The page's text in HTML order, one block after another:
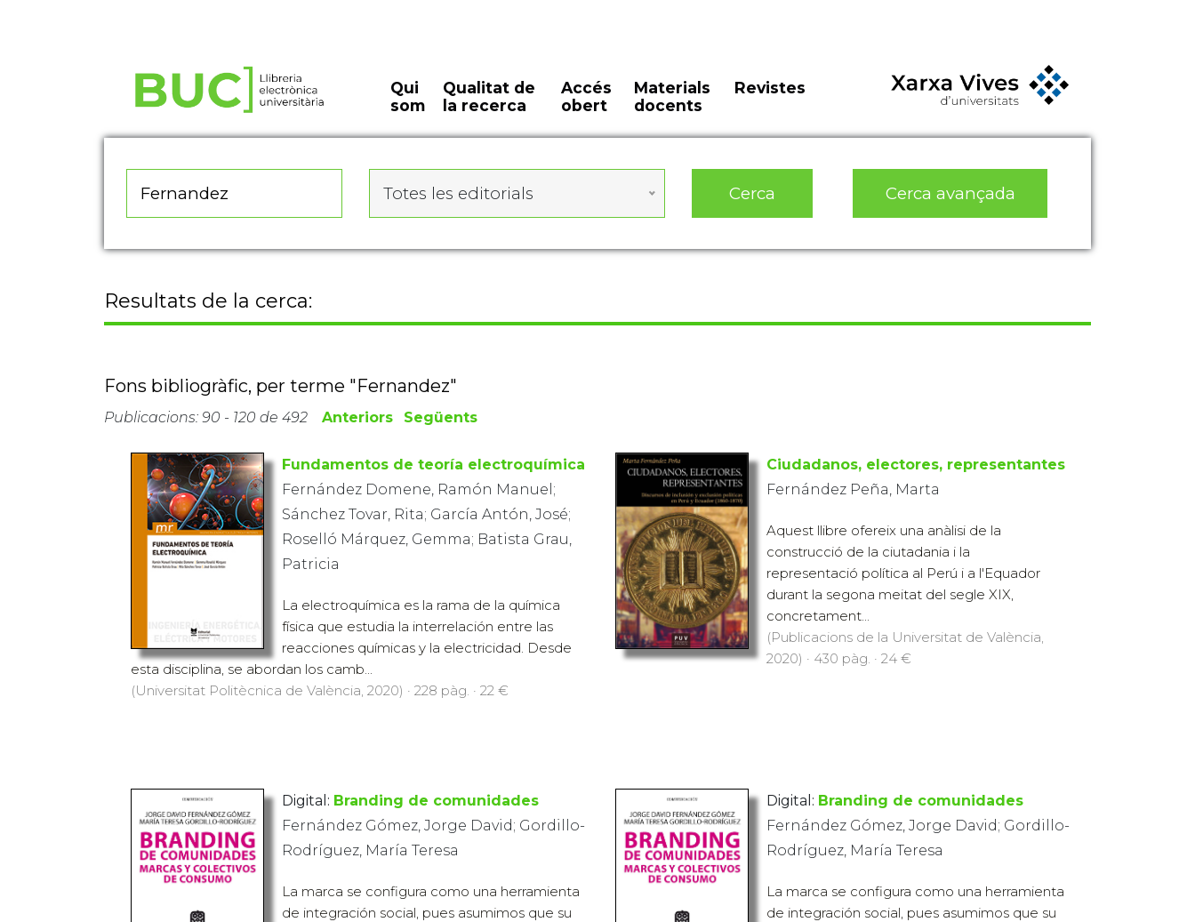
Qui
som
Qualitat de
la recerca
Accés
obert
Materials
docents
Revistes
Totes les editorials Cerca Cerca avançada
Resultats de la cerca:
Fons bibliogràfic, per terme "Fernandez"
Publicacions: 90 - 120 de 492 Anteriors Següents
Fundamentos de teoría electroquímica
Fernández Domene, Ramón Manuel;
Sánchez Tovar, Rita; García Antón, José;
Roselló Márquez, Gemma; Batista Grau,
Patricia
La electroquímica es la rama de la química
física que estudia la interrelación entre las
reacciones químicas y la electricidad. Desde
esta disciplina, se abordan los camb...
(Universitat Politècnica de València, 2020) · 228 pàg. · 22 €
Ciudadanos, electores, representantes
Fernández Peña, Marta
Aquest llibre ofereix una anàlisi de la
construcció de la ciutadania i la
representació política al Perú i a l'Equador
durant la segona meitat del segle XIX,
concretament...
(Publicacions de la Universitat de València,
2020) · 430 pàg. · 24 €
Digital: Branding de comunidades
Fernández Gómez, Jorge David; Gordillo-
Rodríguez, María Teresa
La marca se configura como una herramienta
de integración social, pues asumimos que su
Digital: Branding de comunidades
Fernández Gómez, Jorge David; Gordillo-
Rodríguez, María Teresa
La marca se configura como una herramienta
de integración social, pues asumimos que su